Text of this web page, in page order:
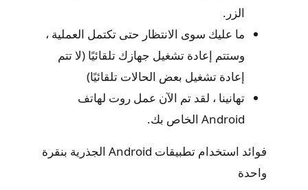
الزر.
ما عليك سوى الانتظار حتى تكتمل العملية ،
وستتم إعادة تشغيل جهازك تلقائيًا (لا تتم
إعادة تشغيل بعض الحالات تلقائيًا)
تهانينا ، لقد تم الآن عمل روت لهاتف
Android الخاص بك.
فوائد استخدام تطبيقات Android الجذرية بنقرة
واحدة